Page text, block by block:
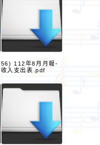
56) 112年8月月報-
收入支出表.pdf